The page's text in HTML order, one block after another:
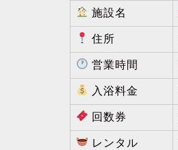
施設名
住所
営業時間
入浴料金
回数券
レンタル